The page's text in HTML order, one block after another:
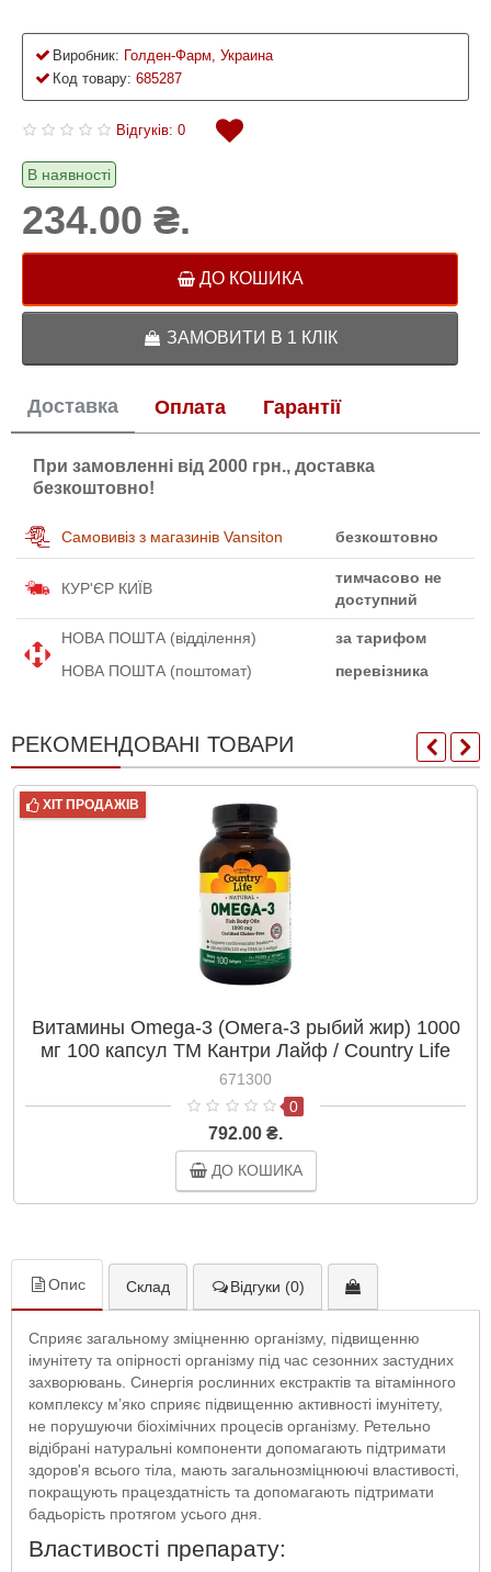
Виробник: Голден-Фарм, Украина
Код товару: 685287
Відгуків: 0
В наявності
234.00 ₴.
ДО КОШИКА
ЗАМОВИТИ В 1 КЛІК
Доставка Оплата Гарантії
При замовленні від 2000 грн., доставка
безкоштовно!
Самовивіз з магазинів Vansiton безкоштовно
КУР'ЄР КИЇВ
тимчасово не
доступний
НОВА ПОШТА (відділення)
за тарифом
НОВА ПОШТА (поштомат)
перевізника
РЕКОМЕНДОВАНІ ТОВАРИ
ХІТ ПРОДАЖІВ
Витамины Omega-3 (Омега-3 рыбий жир) 1000
мг 100 капсул ТМ Кантри Лайф / Country Life
671300
0
792.00 ₴.
ДО КОШИКА
Опис Склад Відгуки (0)
Сприяє загальному зміцненню організму, підвищенню
імунітету та опірності організму під час сезонних застудних
захворювань. Синергія рослинних екстрактів та вітамінного
комплексу м’яко сприяє підвищенню активності імунітету,
не порушуючи біохімічних процесів організму. Ретельно
відібрані натуральні компоненти допомагають підтримати
здоров'я всього тіла, мають загальнозміцнюючі властивості,
покращують працездатність та допомагають підтримати
бадьорість протягом усього дня.
Властивості препарату: